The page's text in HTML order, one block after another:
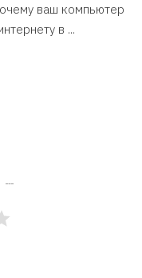
ваш компьютер
в ...